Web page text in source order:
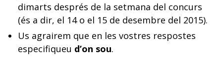
dimarts després de la setmana del concurs
(és a dir, el 14 o el 15 de desembre del 2015).
Us agrairem que en les vostres respostes
especifiqueu d’on sou.